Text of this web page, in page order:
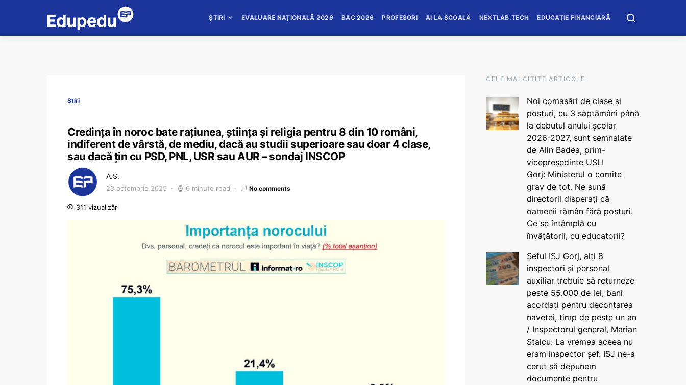
ȘTIRI EVALUARE NAȚIONALĂ 2026 BAC 2026 PROFESORI AI LA ȘCOALĂ NEXTLAB.TECH EDUCAȚIE FINANCIARĂ
Știri
Credința în noroc bate rațiunea, știința și religia pentru 8 din 10 români,
indiferent de vârstă, de mediu, dacă au studii superioare sau doar 4 clase,
sau dacă țin cu PSD, PNL, USR sau AUR – sondaj INSCOP
A.S.
23 octombrie 2025 6 minute read No comments
311 vizualizări
CELE MAI CITITE ARTICOLE
Noi comasări de clase și
posturi, cu 3 săptămâni până
la debutul anului școlar
2026-2027, sunt semnalate
de Alin Badea, prim-
vicepreședinte USLI
Gorj: Ministerul o comite
grav de tot. Ne sună
directorii disperați că
oamenii rămân fără posturi.
Ce se întâmplă cu
învățătorii, cu educatorii?
Șeful ISJ Gorj, alți 8
inspectori și personal
auxiliar trebuie să returneze
peste 55.000 de lei, bani
acordați pentru decontarea
navetei, timp de peste un an
/ Inspectorul general, Marian
Staicu: La vremea aceea nu
eram inspector șef. ISJ ne-a
cerut să depunem
documente pentru